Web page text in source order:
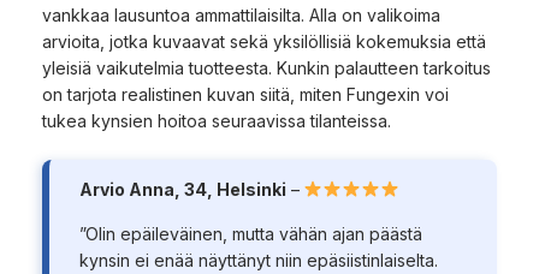
vankkaa lausuntoa ammattilaisilta. Alla on valikoima
arvioita, jotka kuvaavat sekä yksilöllisiä kokemuksia että
yleisiä vaikutelmia tuotteesta. Kunkin palautteen tarkoitus
on tarjota realistinen kuvan siitä, miten Fungexin voi
tukea kynsien hoitoa seuraavissa tilanteissa.
Arvio Anna, 34, Helsinki –
”Olin epäileväinen, mutta vähän ajan päästä
kynsin ei enää näyttänyt niin epäsiistinlaiselta.